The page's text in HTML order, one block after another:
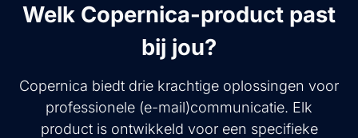
Welk Copernica-product past
bij jou?
Copernica biedt drie krachtige oplossingen voor
professionele (e-mail)communicatie. Elk
product is ontwikkeld voor een specifieke